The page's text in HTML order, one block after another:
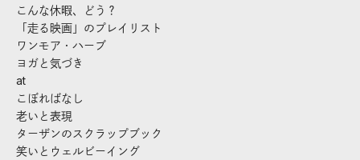
こんな休暇、どう？
「走る映画」のプレイリスト
ワンモア・ハーブ
ヨガと気づき
at
こぼればなし
老いと表現
ターザンのスクラップブック
笑いとウェルビーイング